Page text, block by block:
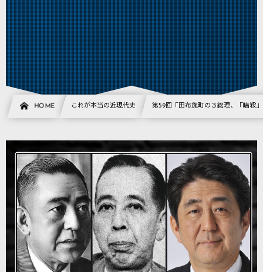
HOME これが本当の近現代史 第59回「田布施町の３総理、「暗殺